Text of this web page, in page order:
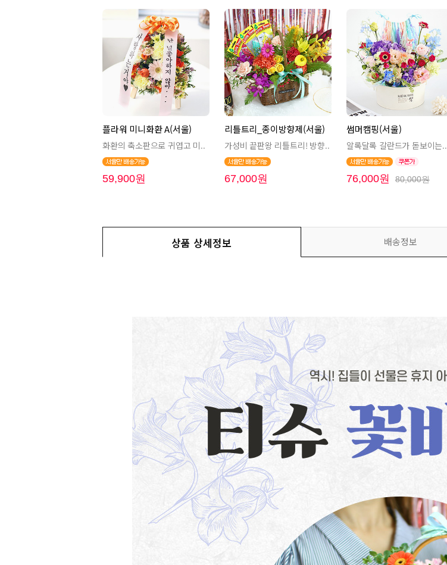
플라워 미니화환 A(서울)
화환의 축소판으로 귀엽고 미..
59,900원
리틀트리_종이방향제(서울)
가성비 끝판왕 리틀트리! 방향..
67,000원
썸머캠핑(서울)
알록달록 갈란드가 돋보이는..
76,000원 80,000원
상품 상세정보 배송정보